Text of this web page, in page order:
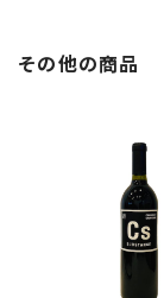
その他の商品